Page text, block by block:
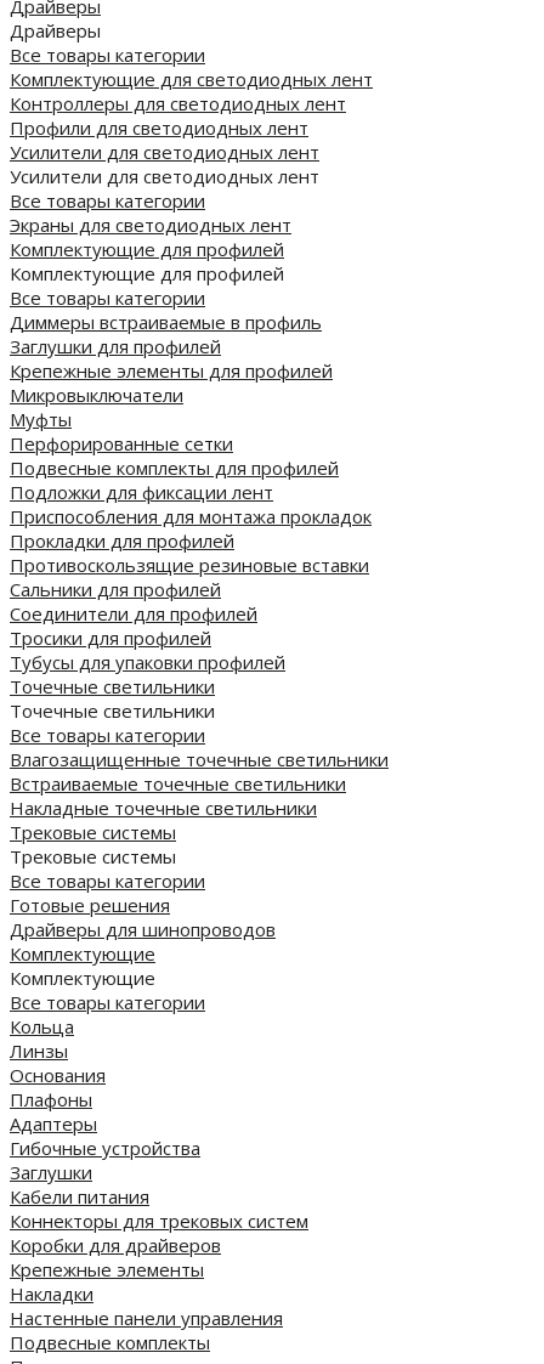
Драйверы
Драйверы
Все товары категории
Комплектующие для светодиодных лент
Контроллеры для светодиодных лент
Профили для светодиодных лент
Усилители для светодиодных лент
Усилители для светодиодных лент
Все товары категории
Экраны для светодиодных лент
Комплектующие для профилей
Комплектующие для профилей
Все товары категории
Диммеры встраиваемые в профиль
Заглушки для профилей
Крепежные элементы для профилей
Микровыключатели
Муфты
Перфорированные сетки
Подвесные комплекты для профилей
Подложки для фиксации лент
Приспособления для монтажа прокладок
Прокладки для профилей
Противоскользящие резиновые вставки
Сальники для профилей
Соединители для профилей
Тросики для профилей
Тубусы для упаковки профилей
Точечные светильники
Точечные светильники
Все товары категории
Влагозащищенные точечные светильники
Встраиваемые точечные светильники
Накладные точечные светильники
Трековые системы
Трековые системы
Все товары категории
Готовые решения
Драйверы для шинопроводов
Комплектующие
Комплектующие
Все товары категории
Кольца
Линзы
Основания
Плафоны
Адаптеры
Гибочные устройства
Заглушки
Кабели питания
Коннекторы для трековых систем
Коробки для драйверов
Крепежные элементы
Накладки
Настенные панели управления
Подвесные комплекты